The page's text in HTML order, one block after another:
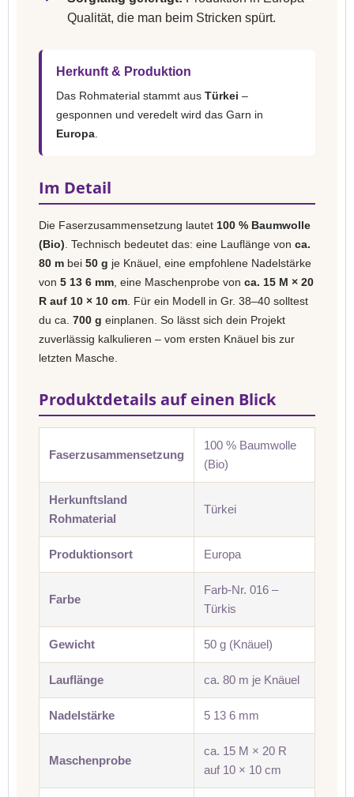
Qualität, die man beim Stricken spürt.
Herkunft & Produktion
Das Rohmaterial stammt aus Türkei –
gesponnen und veredelt wird das Garn in
Europa
Im Detail
Die Faserzusammensetzung lautet 100 % Baumwolle
(Bio) . Technisch bedeutet das: eine Lauflänge von ca.
80 m bei 50 g je Knäuel, eine empfohlene Nadelstärke
von 5 13 6 mm , eine Maschenprobe von ca. 15 M × 20
R auf 10 × 10 cm . Für ein Modell in Gr. 38–40 solltest
du ca. 700 g einplanen. So lässt sich dein Projekt
zuverlässig kalkulieren – vom ersten Knäuel bis zur
letzten Masche.
Produktdetails auf einen Blick
Faserzusammensetzung
100 % Baumwolle
(Bio)
Herkunftsland
Rohmaterial
Türkei
Produktionsort Europa
Farbe
Farb-Nr. 016 –
Türkis
Gewicht 50 g (Knäuel)
Lauflänge ca. 80 m je Knäuel
Nadelstärke 5 13 6 mm
Maschenprobe
ca. 15 M × 20 R
auf 10 × 10 cm